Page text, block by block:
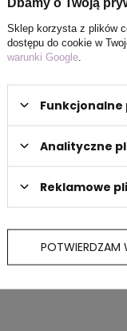
5.100
Sklep korzysta z plików
dostępu do cookie w
warunki Google
Analityczne
Reklamowe
POTWIERDZAM